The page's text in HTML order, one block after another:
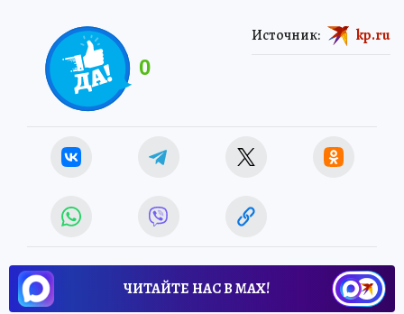
0
Источник: kp.ru
ЧИТАЙТЕ НАС В МАХ!